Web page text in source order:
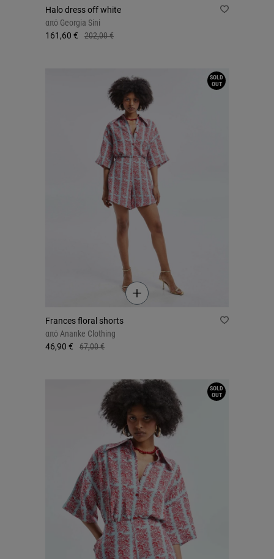
Halo dress off white
από Georgia Sini
161,60 €
202,00 €
Frances floral shorts
από Ananke Clothing
46,90 €
67,00 €
SOLD
OUT
SOLD
OUT